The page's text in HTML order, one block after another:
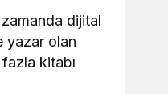
zamanda dijital
yazar olan
fazla kitabı